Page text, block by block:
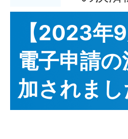
【2023年
電子申請
加されまし